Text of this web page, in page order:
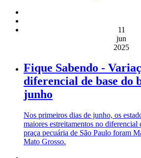
11
jun
2025
Fique Sabendo -
diferencial de base do
junho
Nos primeiros dias de junho, os
maiores estreitamentos no diferencial
praça pecuária de São Paulo foram
Mato Grosso.